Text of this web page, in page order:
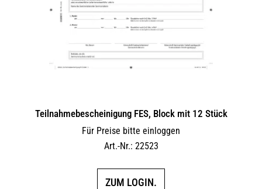
Teilnahmebescheinigung FES, Block mit 12 Stück
Für Preise bitte einloggen
Art.-Nr.: 22523
ZUM LOGIN.